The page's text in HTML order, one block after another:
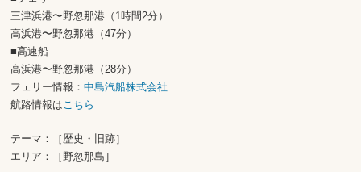
三津浜港〜野忽那港（1時間2分）
高浜港〜野忽那港（47分）
■高速船
高浜港〜野忽那港（28分）
フェリー情報：中島汽船株式会社
航路情報はこちら
テーマ：［歴史・旧跡］
エリア：［野忽那島］